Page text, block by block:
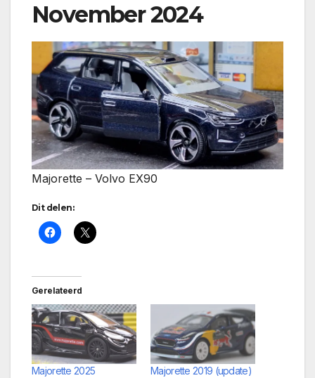
November 2024
Majorette – Volvo EX90
Dit delen:
Gerelateerd
Majorette 2025
Majorette 2019 (update)